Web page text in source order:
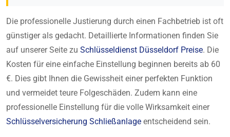
Die professionelle Justierung durch einen Fachbetrieb ist oft
günstiger als gedacht. Detaillierte Informationen finden Sie
auf unserer Seite zu Schlüsseldienst Düsseldorf Preise. Die
Kosten für eine einfache Einstellung beginnen bereits ab 60
€. Dies gibt Ihnen die Gewissheit einer perfekten Funktion
und vermeidet teure Folgeschäden. Zudem kann eine
professionelle Einstellung für die volle Wirksamkeit einer
Schlüsselversicherung Schließanlage entscheidend sein.